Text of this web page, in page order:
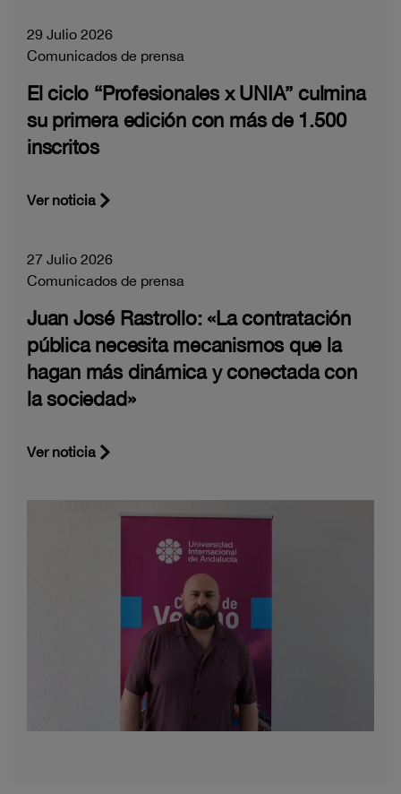
29 Julio 2026
Comunicados de prensa
El ciclo “Profesionales x UNIA” culmina
su primera edición con más de 1.500
inscritos
Ver noticia
27 Julio 2026
Comunicados de prensa
Juan José Rastrollo: «La contratación
pública necesita mecanismos que la
hagan más dinámica y conectada con
la sociedad»
Ver noticia